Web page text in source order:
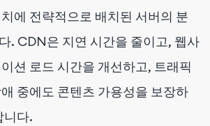
에 전략적으로 배치된 서버의 분
. CDN은 지연 시간을 줄이고, 웹사
션 로드 시간을 개선하고, 트래픽
중에도 콘텐츠 가용성을 보장하
니다.